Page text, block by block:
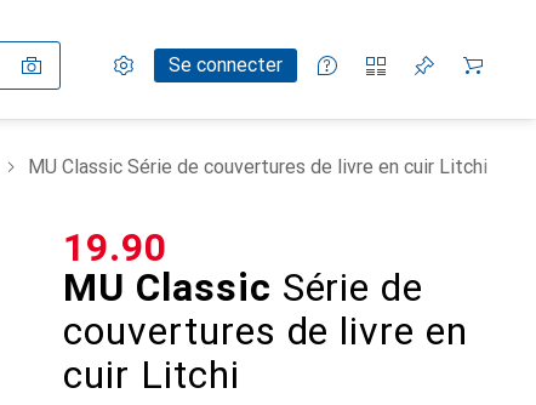
Paramètres
Compte clientSe connecter
Listes de comparaison
Listes d'envies
Panier
MU Classic Série de couvertures de livre en cuir Litchi
MU Classic Série de
couvertures de livre en
cuir Litchi
CHF
19.90